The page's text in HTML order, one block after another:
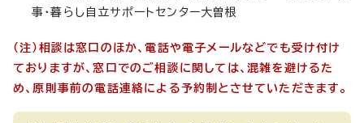
事・暮らし自立サポートセンター大曽根
（注）相談は窓口のほか、電話や電子メールなどでも受け付け
ておりますが、窓口でのご相談に関しては、混雑を避けるた
め、原則事前の電話連絡による予約制とさせていただきます。